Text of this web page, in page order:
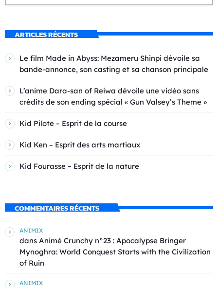
ARTICLES RÉCENTS
Le film Made in Abyss: Mezameru Shinpi dévoile sa
bande-annonce, son casting et sa chanson principale
L’anime Dara-san of Reiwa dévoile une vidéo sans
crédits de son ending spécial « Gun Valsey’s Theme »
Kid Pilote – Esprit de la course
Kid Ken – Esprit des arts martiaux
Kid Fourasse – Esprit de la nature
COMMENTAIRES RÉCENTS
ANIMIX
dans Animé Crunchy n°23 : Apocalypse Bringer
Mynoghra: World Conquest Starts with the Civilization
of Ruin
ANIMIX